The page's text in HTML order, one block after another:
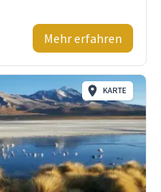
Mehr erfahren
KARTE